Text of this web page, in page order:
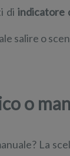
di indicatore
salire o
o
La